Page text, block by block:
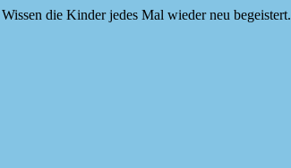
die Kinder jedes Mal wieder neu begeistert.